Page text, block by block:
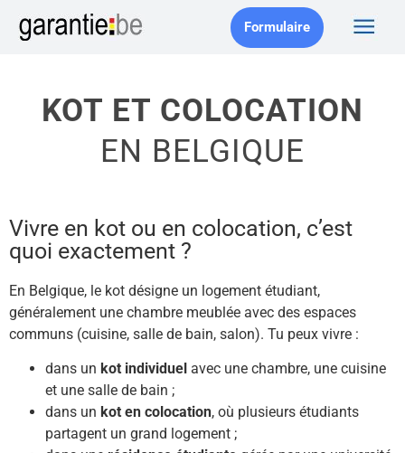
Formulaire
KOT ET COLOCATION
EN BELGIQUE
Vivre en kot ou en colocation, c’est
quoi exactement ?
En Belgique, le kot désigne un logement étudiant,
généralement une chambre meublée avec des espaces
communs (cuisine, salle de bain, salon). Tu peux vivre :
dans un kot individuel avec une chambre, une cuisine
et une salle de bain ;
dans un kot en colocation, où plusieurs étudiants
partagent un grand logement ;